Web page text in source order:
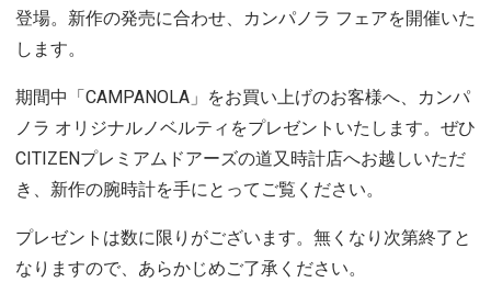
登場。新作の発売に合わせ、カンパノラ フェアを開催いた
します。
期間中「CAMPANOLA」をお買い上げのお客様へ、カンパ
ノラ オリジナルノベルティをプレゼントいたします。ぜひ
CITIZENプレミアムドアーズの道又時計店へお越しいただ
き、新作の腕時計を手にとってご覧ください。
プレゼントは数に限りがございます。無くなり次第終了と
なりますので、あらかじめご了承ください。